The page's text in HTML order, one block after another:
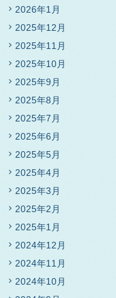
2026年1月
2025年12月
2025年11月
2025年10月
2025年9月
2025年8月
2025年7月
2025年6月
2025年5月
2025年4月
2025年3月
2025年2月
2025年1月
2024年12月
2024年11月
2024年10月